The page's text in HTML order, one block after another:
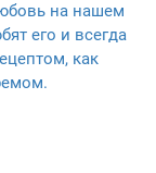
на нашем
его и всегда
как